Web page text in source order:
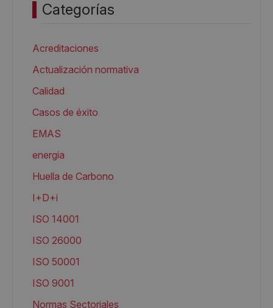
Categorías
Acreditaciones
Actualización normativa
Calidad
Casos de éxito
EMAS
energia
Huella de Carbono
I+D+i
ISO 14001
ISO 26000
ISO 50001
ISO 9001
Normas Sectoriales